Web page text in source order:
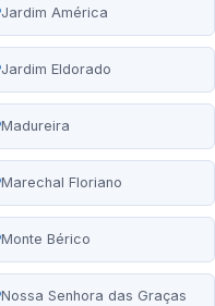
Jardim América
Jardim Eldorado
Madureira
Marechal Floriano
Monte Bérico
Nossa Senhora das Graças